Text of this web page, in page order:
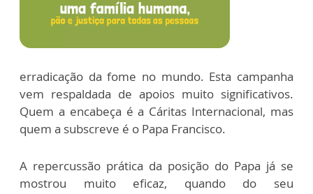
erradicação da fome no mundo. Esta campanha
vem respaldada de apoios muito significativos.
Quem a encabeça é a Cáritas Internacional, mas
quem a subscreve é o Papa Francisco.
A repercussão prática da posição do Papa já se
mostrou muito eficaz, quando do seu